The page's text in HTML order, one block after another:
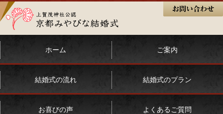
ホーム ご案内
結婚式の流れ 結婚式のプラン
お喜びの声 よくあるご質問